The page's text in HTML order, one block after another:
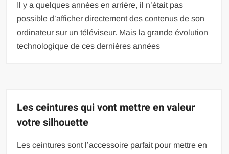
Il y a quelques années en arrière, il n’était pas
possible d’afficher directement des contenus de son
ordinateur sur un téléviseur. Mais la grande évolution
technologique de ces dernières années
Les ceintures qui vont mettre en valeur
votre silhouette
Les ceintures sont l’accessoire parfait pour mettre en